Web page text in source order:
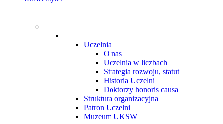
Uczelnia
O nas
Uczelnia w liczbach
Strategia rozwoju, statut
Historia Uczelni
Doktorzy honoris causa
Struktura organizacyjna
Patron Uczelni
Muzeum UKSW